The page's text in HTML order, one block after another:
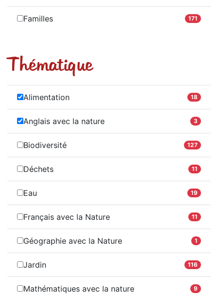
Familles 171
Thématique
Alimentation 18
Anglais avec la nature 3
Biodiversité 127
Déchets 11
Eau 19
Français avec la Nature 11
Géographie avec la Nature 1
Jardin 116
Mathématiques avec la nature 9